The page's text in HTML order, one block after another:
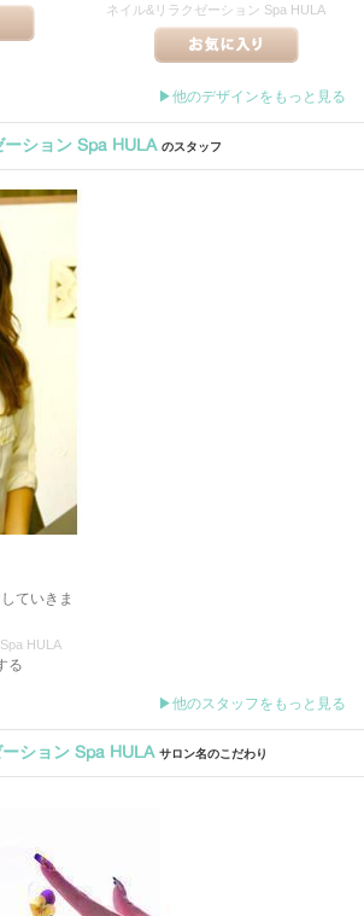
ネイル&リラクゼーション Spa HULA
▶他のデザインをもっと見る
ション Spa HULA のスタッフ
ていきま
HULA
る
▶他のスタッフをもっと見る
ション Spa HULA サロン名のこだわり